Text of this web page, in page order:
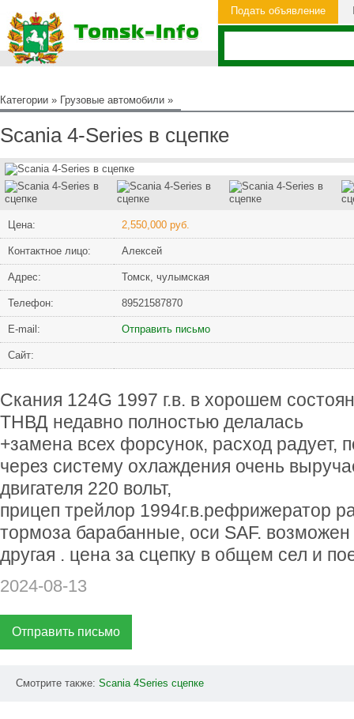
Подать объявление
Категории » Грузовые автомобили »
Scania 4-Series в сцепке
Цена: 2,550,000 руб.
Контактное лицо: Алексей
Адрес: Томск, чулымская
Телефон: 89521587870
Е-mail: Отправить письмо
Сайт:
Скания 124G 1997 г.в. в хорошем
ТНВД недавно полностью делалась
+замена всех форсунок, расход радует,
через систему охлаждения очень
двигателя 220 вольт,
прицеп трейлор 1994г.в.рефрижератор
тормоза барабанные, оси SAF.
другая . цена за сцепку в общем сел и
2024-08-13
Отправить письмо
Смотрите также: Scania 4Series сцепке